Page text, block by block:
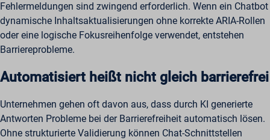
Fehlermeldungen sind zwingend erforderlich. Wenn ein Chatbot
dynamische Inhaltsaktualisierungen ohne korrekte ARIA-Rollen
oder eine logische Fokusreihenfolge verwendet, entstehen
Barriereprobleme.
Automatisiert heißt nicht gleich barrierefrei
Unternehmen gehen oft davon aus, dass durch KI generierte
Antworten Probleme bei der Barrierefreiheit automatisch lösen.
Ohne strukturierte Validierung können Chat-Schnittstellen